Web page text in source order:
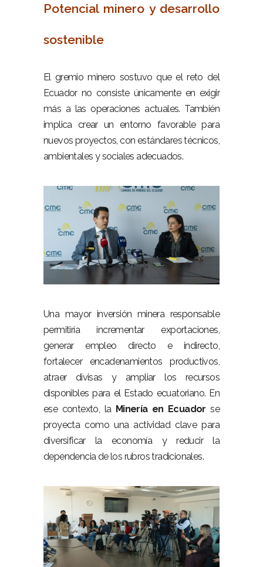
Potencial minero y desarrollo
sostenible
El gremio minero sostuvo que el reto del
Ecuador no consiste únicamente en exigir
más a las operaciones actuales. También
implica crear un entorno favorable para
nuevos proyectos, con estándares técnicos,
ambientales y sociales adecuados.
Una mayor inversión minera responsable
permitiría incrementar exportaciones,
generar empleo directo e indirecto,
fortalecer encadenamientos productivos,
atraer divisas y ampliar los recursos
disponibles para el Estado ecuatoriano. En
ese contexto, la Minería en Ecuador se
proyecta como una actividad clave para
diversificar la economía y reducir la
dependencia de los rubros tradicionales.